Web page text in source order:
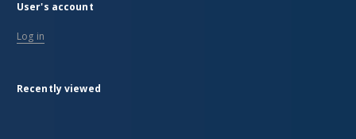
User's account
Log in
Recently viewed